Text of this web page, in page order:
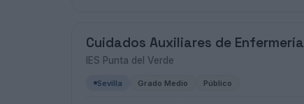
Cuidados Auxiliares de Enfermería
IES Punta del Verde
Sevilla Grado Medio Público